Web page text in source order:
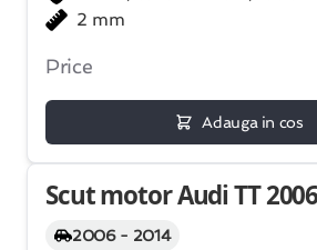
2 mm
Price
Adauga in cos
Scut motor Audi TT
2006 - 2014